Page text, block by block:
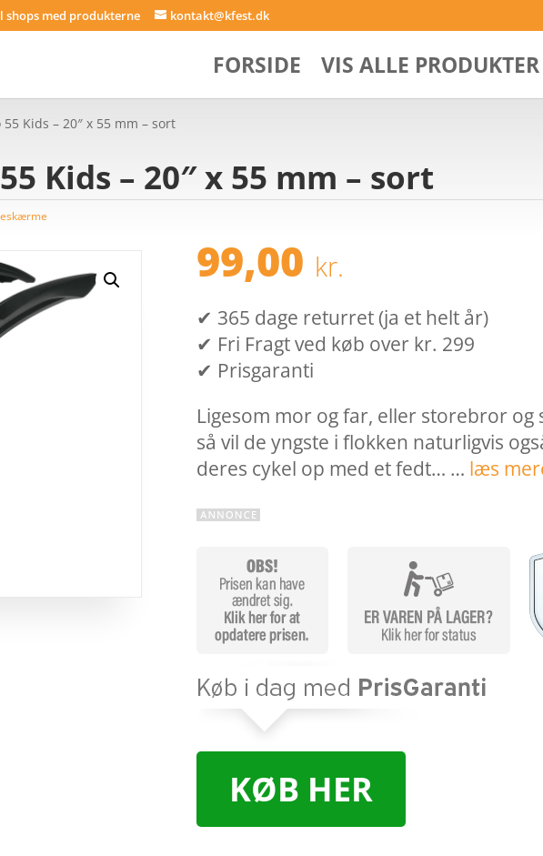
shops med produkterne kontakt@kfest.dk
FORSIDE VIS ALLE PRODUKTER
Kids – 20″ x 55 mm – sort
Kids – 20″ x 55 mm – sort
99,00 kr.
✔ 365 dage returret (ja et helt år)
✔ Fri Fragt ved køb over kr. 299
✔ Prisgaranti
Ligesom mor og far, eller storebror og
så vil de yngste i flokken naturligvis
deres cykel op med et fedt… … læs
KØB HER